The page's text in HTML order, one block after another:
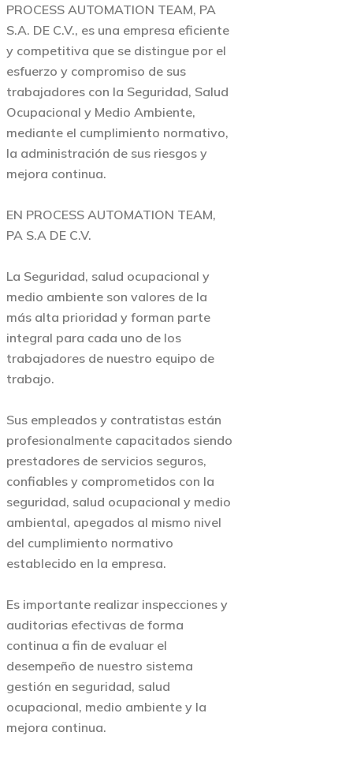
PROCESS AUTOMATION TEAM, PA
S.A. DE C.V., es una empresa eficiente
y competitiva que se distingue por el
esfuerzo y compromiso de sus
trabajadores con la Seguridad, Salud
Ocupacional y Medio Ambiente,
mediante el cumplimiento normativo,
la administración de sus riesgos y
mejora continua.
EN PROCESS AUTOMATION TEAM,
PA S.A DE C.V.
La Seguridad, salud ocupacional y
medio ambiente son valores de la
más alta prioridad y forman parte
integral para cada uno de los
trabajadores de nuestro equipo de
trabajo.
Sus empleados y contratistas están
profesionalmente capacitados siendo
prestadores de servicios seguros,
confiables y comprometidos con la
seguridad, salud ocupacional y medio
ambiental, apegados al mismo nivel
del cumplimiento normativo
establecido en la empresa.
Es importante realizar inspecciones y
auditorias efectivas de forma
continua a fin de evaluar el
desempeño de nuestro sistema
gestión en seguridad, salud
ocupacional, medio ambiente y la
mejora continua.